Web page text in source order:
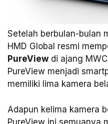
Setelah berbulan-bulan
HMD Global resmi
PureView di ajang
PureView menjadi
memiliki lima kamera
Adapun kelima kamera
PureView ini semuanya